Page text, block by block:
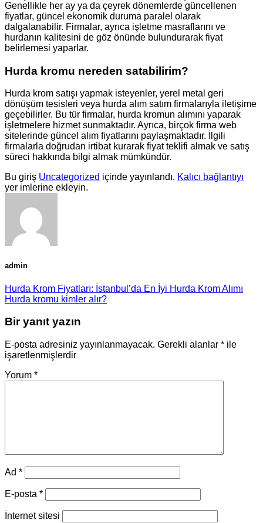
Genellikle her ay ya da çeyrek dönemlerde güncellenen
fiyatlar, güncel ekonomik duruma paralel olarak
dalgalanabilir. Firmalar, ayrıca işletme masraflarını ve
hurdanın kalitesini de göz önünde bulundurarak fiyat
belirlemesi yaparlar.
Hurda kromu nereden satabilirim?
Hurda krom satışı yapmak isteyenler, yerel metal geri
dönüşüm tesisleri veya hurda alım satım firmalarıyla iletişime
geçebilirler. Bu tür firmalar, hurda kromun alımını yaparak
işletmelere hizmet sunmaktadır. Ayrıca, birçok firma web
sitelerinde güncel alım fiyatlarını paylaşmaktadır. İlgili
firmalarla doğrudan irtibat kurarak fiyat teklifi almak ve satış
süreci hakkında bilgi almak mümkündür.
Bu giriş Uncategorized içinde yayınlandı. Kalıcı bağlantıyı
yer imlerine ekleyin.
admin
Hurda Krom Fiyatları: İstanbul’da En İyi Hurda Krom Alımı
Hurda kromu kimler alır?
Bir yanıt yazın
E-posta adresiniz yayınlanmayacak. Gerekli alanlar * ile
işaretlenmişlerdir
Yorum *
Ad *
E-posta *
İnternet sitesi